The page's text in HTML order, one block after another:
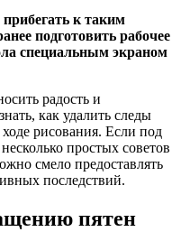
к таким
подготовить рабочее
специальным экраном
радость и
как удалить следы
ходе рисования. Если под
простых советов
смело предоставлять
последствий.
пятен